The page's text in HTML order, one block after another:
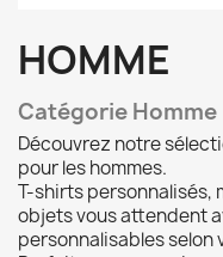
HOMME
Catégorie Homme
Découvrez notre
pour les hommes.
T-shirts personnalisés,
objets vous attendent
personnalisables selon